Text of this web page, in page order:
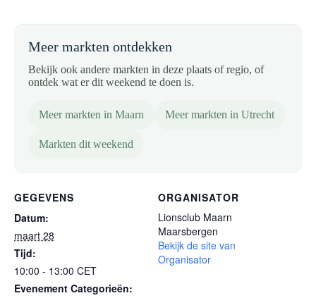
Meer markten ontdekken
Bekijk ook andere markten in deze plaats of regio, of
ontdek wat er dit weekend te doen is.
Meer markten in Maarn Meer markten in Utrecht
Markten dit weekend
GEGEVENS
Datum:
maart 28
Tijd:
10:00 - 13:00 CET
Evenement Categorieën:
ORGANISATOR
Lionsclub Maarn
Maarsbergen
Bekijk de site van
Organisator